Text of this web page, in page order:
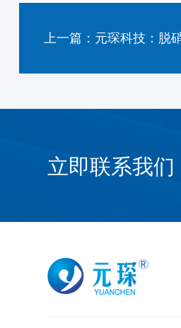
上一篇：元琛科技：脱
立即联系我